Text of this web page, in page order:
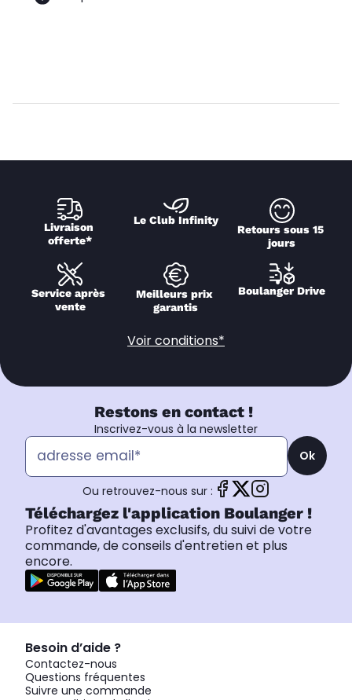
Livraison
offerte*
Le Club Infinity
Retours sous 15
jours
Service après
vente
Meilleurs prix
garantis
Boulanger Drive
Voir conditions*
Restons en contact !
Inscrivez-vous à la newsletter
Ok
Ou retrouvez-nous sur :
Téléchargez l'application Boulanger !
Profitez d'avantages exclusifs, du suivi de votre
commande, de conseils d'entretien et plus
encore.
Besoin d’aide ?
Contactez-nous
Questions fréquentes
Suivre une commande